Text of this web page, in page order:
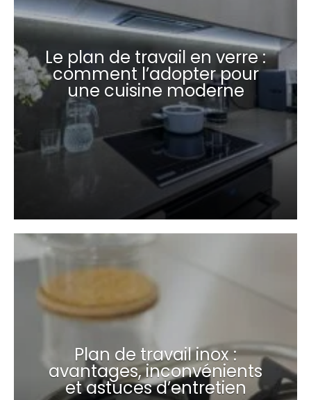
Le plan de travail en verre :
comment l’adopter pour
une cuisine moderne
Plan de travail inox :
avantages, inconvénients
et astuces d’entretien